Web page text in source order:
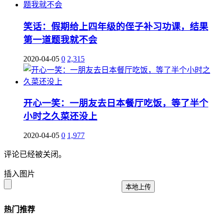
笑话：假期给上四年级的侄子补习功课，结果
第一道题我就不会
2020-04-05 0 2,315
开心一笑：一朋友去日本餐厅吃饭，等了半个
小时之久菜还没上
2020-04-05 0 1,977
评论已经被关闭。
插入图片
本地上传
热门推荐